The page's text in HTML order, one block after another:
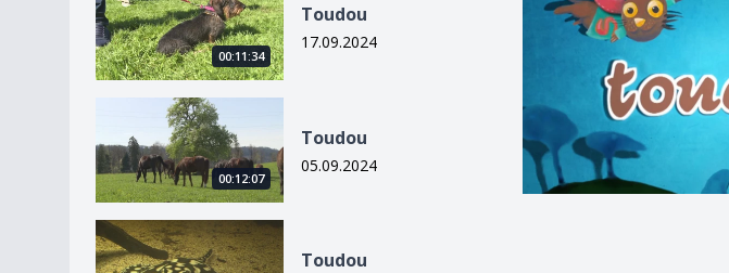
00:11:34
Toudou
17.09.2024
00:12:07
Toudou
05.09.2024
Toudou
Toudou